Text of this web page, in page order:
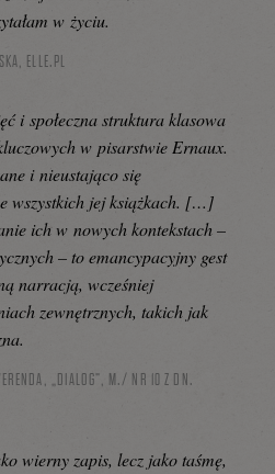
w życiu.
ELLE.PL
i społeczna struktura klasowa
w pisarstwie Ernaux.
i nieustająco się
wszystkich jej książkach. […]
ich w nowych kontekstach –
– to emancypacyjny gest
narracją, wcześniej
zewnętrznych, takich jak
„DIALOG”, M./ NR 10 Z DN.
wierny zapis, lecz jako taśmę,